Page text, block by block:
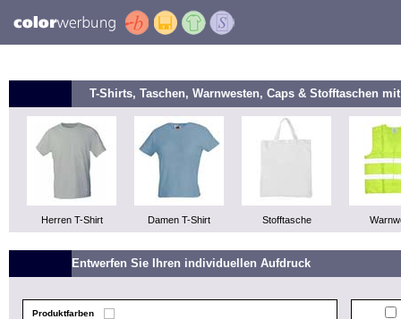
T-Shirts, Taschen, Warnwesten, Caps & Stofftaschen
Herren T-Shirt Damen T-Shirt Stofftasche
Entwerfen Sie Ihren individuellen Aufdruck
Produktfarben